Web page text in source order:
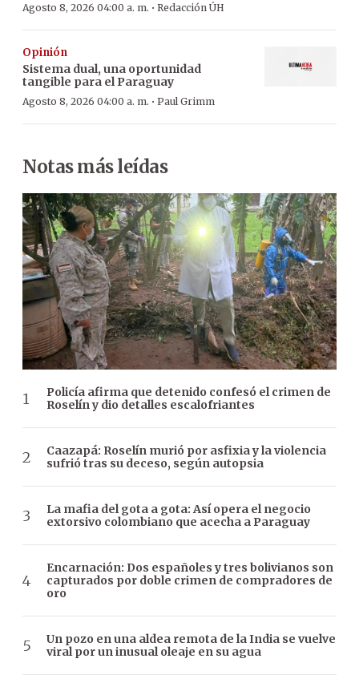
Agosto 8, 2026 04:00 a. m. · Redacción ÚH
Opinión
Sistema dual, una oportunidad
tangible para el Paraguay
Agosto 8, 2026 04:00 a. m. · Paul Grimm
Notas más leídas
Policía afirma que detenido confesó el crimen de
Roselín y dio detalles escalofriantes
Caazapá: Roselín murió por asfixia y la violencia
sufrió tras su deceso, según autopsia
La mafia del gota a gota: Así opera el negocio
extorsivo colombiano que acecha a Paraguay
Encarnación: Dos españoles y tres bolivianos son
capturados por doble crimen de compradores de
oro
Un pozo en una aldea remota de la India se vuelve
viral por un inusual oleaje en su agua